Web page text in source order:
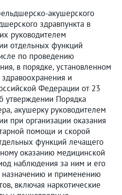
акушерского
здравпункта в
руководителем
отдельных функций
по проведению
в порядке, установленном
и
Федерации от 23
утверждении Порядка
акушерку руководителем
при организации оказания
помощи и скорой
функций лечащего
оказанию медицинской
наблюдения за ним и его
назначению и применению
включая наркотические